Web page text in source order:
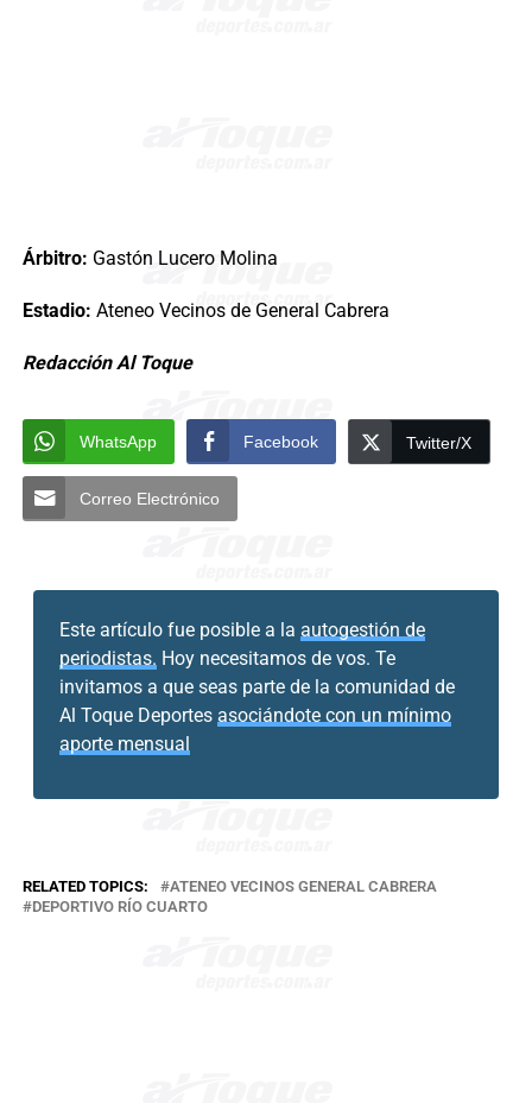
Árbitro: Gastón Lucero Molina
Estadio: Ateneo Vecinos de General Cabrera
Redacción Al Toque
WhatsApp Facebook Twitter/X
Correo Electrónico
Este artículo fue posible a la autogestión de
periodistas. Hoy necesitamos de vos. Te
invitamos a que seas parte de la comunidad de
Al Toque Deportes asociándote con un mínimo
aporte mensual
RELATED TOPICS:
ATENEO VECINOS GENERAL CABRERA
DEPORTIVO RÍO CUARTO